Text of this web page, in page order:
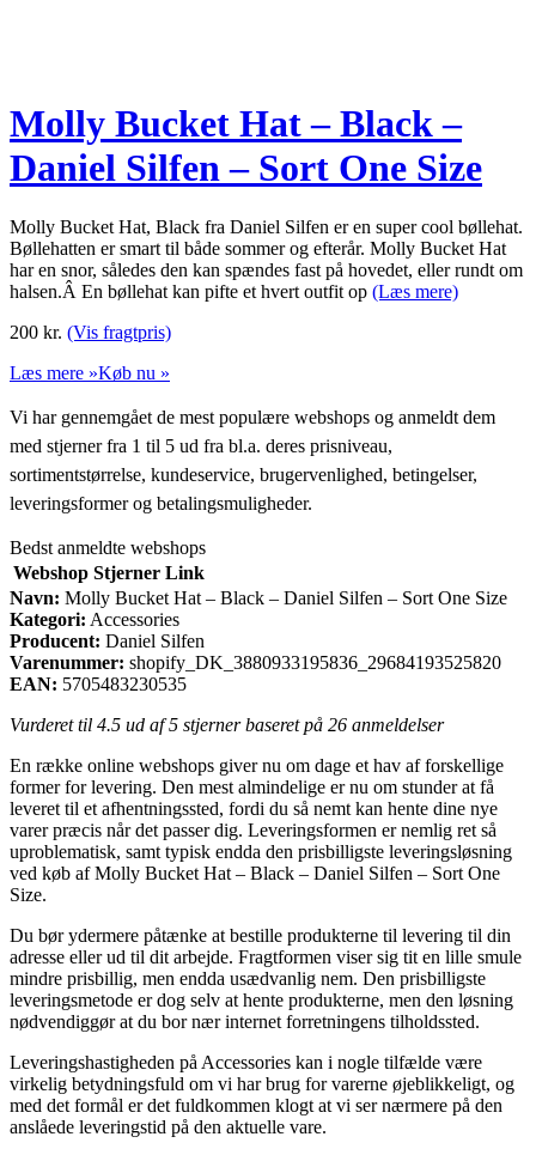
Molly Bucket Hat – Black –
Daniel Silfen – Sort One Size
Molly Bucket Hat, Black fra Daniel Silfen er en super cool bøllehat.
Bøllehatten er smart til både sommer og efterår. Molly Bucket Hat
har en snor, således den kan spændes fast på hovedet, eller rundt om
halsen.Â En bøllehat kan pifte et hvert outfit op (Læs mere)
200 kr. (Vis fragtpris)
Læs mere »Køb nu »
Vi har gennemgået de mest populære webshops og anmeldt dem
med stjerner fra 1 til 5 ud fra bl.a. deres prisniveau,
sortimentstørrelse, kundeservice, brugervenlighed, betingelser,
leveringsformer og betalingsmuligheder.
Bedst anmeldte webshops
Webshop Stjerner Link
Navn: Molly Bucket Hat – Black – Daniel Silfen – Sort One Size
Kategori: Accessories
Producent: Daniel Silfen
Varenummer: shopify_DK_3880933195836_29684193525820
EAN: 5705483230535
Vurderet til 4.5 ud af 5 stjerner baseret på 26 anmeldelser
En række online webshops giver nu om dage et hav af forskellige
former for levering. Den mest almindelige er nu om stunder at få
leveret til et afhentningssted, fordi du så nemt kan hente dine nye
varer præcis når det passer dig. Leveringsformen er nemlig ret så
uproblematisk, samt typisk endda den prisbilligste leveringsløsning
ved køb af Molly Bucket Hat – Black – Daniel Silfen – Sort One
Size.
Du bør ydermere påtænke at bestille produkterne til levering til din
adresse eller ud til dit arbejde. Fragtformen viser sig tit en lille smule
mindre prisbillig, men endda usædvanlig nem. Den prisbilligste
leveringsmetode er dog selv at hente produkterne, men den løsning
nødvendiggør at du bor nær internet forretningens tilholdssted.
Leveringshastigheden på Accessories kan i nogle tilfælde være
virkelig betydningsfuld om vi har brug for varerne øjeblikkeligt, og
med det formål er det fuldkommen klogt at vi ser nærmere på den
anslåede leveringstid på den aktuelle vare.